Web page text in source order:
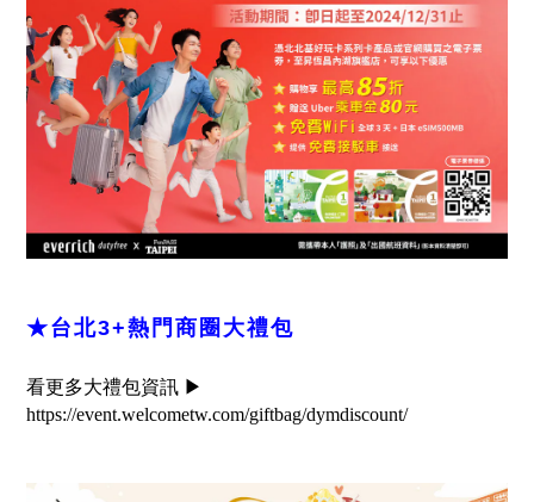
★台北3+熱門商圈大禮包
看更多大禮包資訊 ▶
https://event.welcometw.com/giftbag/dymdiscount/